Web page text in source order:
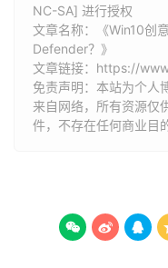
NC-SA] 进行授权
文章名称：《Win10创
Defender？》
文章链接： https://
免责声明：本站为个人
来自网络，所有资源仅
件，不存在任何商业目
  